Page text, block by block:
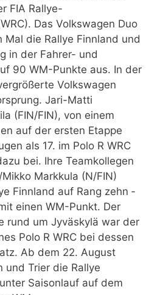
FIA Rallye-
Das Volkswagen Duo
Mal die Rallye Finnland und
in der Fahrer- und
90 WM-Punkte aus. In der
Volkswagen
Jari-Matti
(FIN/FIN), von einem
auf der ersten Etappe
als 17. im Polo R WRC
bei. Ihre Teamkollegen
Markkula (N/FIN)
Finnland auf Rang zehn
einen WM-Punkt. Der
rund um Jyväskylä war der
Polo R WRC bei dessen
Ab dem 22. August
und Trier die Rallye
Saisonlauf auf dem